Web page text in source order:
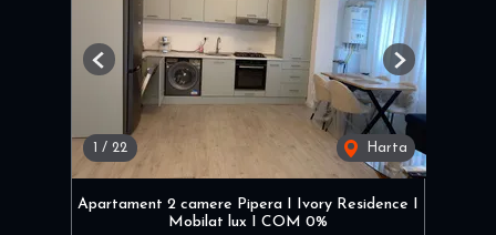
/ 22 Harta
Previous Next
Apartament 2 camere Pipera I Ivory Residence I
Mobilat lux I COM 0%